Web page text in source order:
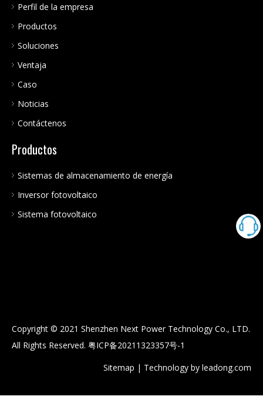
Perfil de la empresa
Productos
Soluciones
Ventaja
Caso
Noticias
Contáctenos
Productos
Sistemas de almacenamiento de energía
Inversor fotovoltaico
Sistema fotovoltaico
Copyright © 2021 Shenzhen Next Power Technology Co., LTD.
All Rights Reserved. 粤ICP备20211323357号-1
Sitemap | Technology by leadong.com